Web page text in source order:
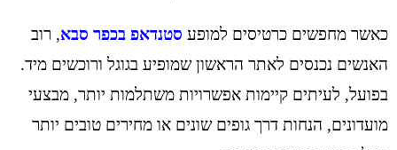
כאשר מחפשים כרטיסים למופע סטנדאפ בכפר סבא, רוב
האנשים נכנסים לאתר הראשון שמופיע בגוגל ורוכשים מיד.
בפועל, לעיתים קיימות אפשרויות משתלמות יותר, מבצעי
מועדונים, הנחות דרך גופים שונים או מחירים טובים יותר